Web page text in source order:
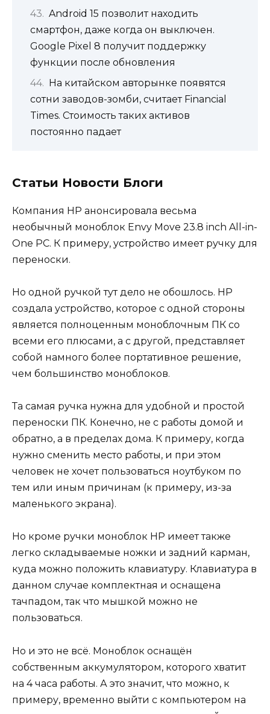
Android 15 позволит находить
смартфон, даже когда он выключен.
Google Pixel 8 получит поддержку
функции после обновления
На китайском авторынке появятся
сотни заводов-зомби, считает Financial
Times. Стоимость таких активов
постоянно падает
Статьи Новости Блоги
Компания HP анонсировала весьма
необычный моноблок Envy Move 23.8 inch All-in-
One PC. К примеру, устройство имеет ручку для
переноски.
Но одной ручкой тут дело не обошлось. HP
создала устройство, которое с одной стороны
является полноценным моноблочным ПК со
всеми его плюсами, а с другой, представляет
собой намного более портативное решение,
чем большинство моноблоков.
Та самая ручка нужна для удобной и простой
переноски ПК. Конечно, не с работы домой и
обратно, а в пределах дома. К примеру, когда
нужно сменить место работы, и при этом
человек не хочет пользоваться ноутбуком по
тем или иным причинам (к примеру, из-за
маленького экрана).
Но кроме ручки моноблок HP имеет также
легко складываемые ножки и задний карман,
куда можно положить клавиатуру. Клавиатура в
данном случае комплектная и оснащена
тачпадом, так что мышкой можно не
пользоваться.
Но и это не всё. Моноблок оснащён
собственным аккумулятором, которого хватит
на 4 часа работы. А это значит, что можно, к
примеру, временно выйти с компьютером на